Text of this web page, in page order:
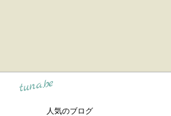
tuna.be
人気のブログ